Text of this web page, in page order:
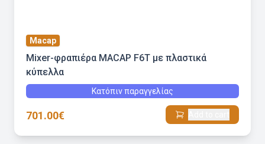
Macap
Mixer-φραπιέρα MACAP F6T με πλαστικά
κύπελλα
Κατόπιν παραγγελίας
701.00€